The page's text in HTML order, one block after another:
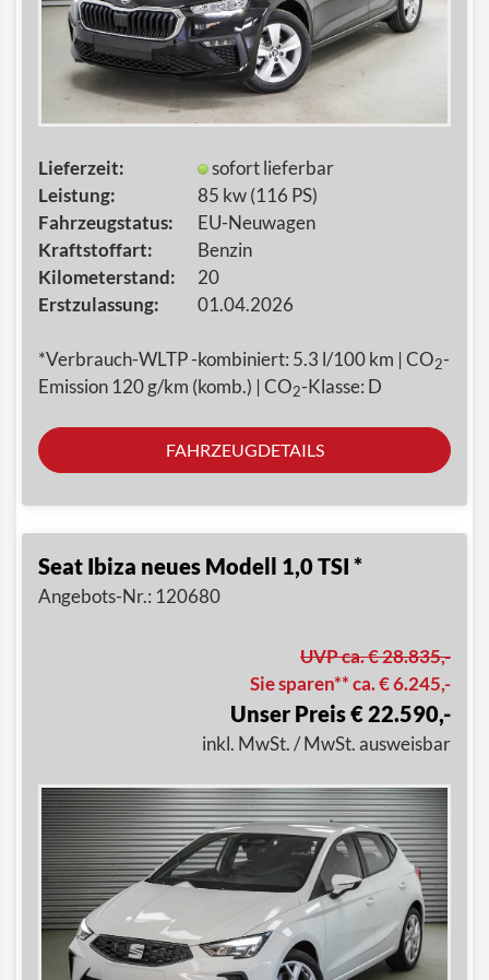
Lieferzeit:
Leistung:
Fahrzeugstatus:
Kraftstoffart:
Kilometerstand:
Erstzulassung:
sofort lieferbar
85 kw (116 PS)
EU-Neuwagen
Benzin
20
01.04.2026
*Verbrauch-WLTP -kombiniert: 5.3 l/100 km | CO2-
Emission 120 g/km (komb.) | CO2-Klasse: D
FAHRZEUGDETAILS
Seat Ibiza neues Modell 1,0 TSI *
Angebots-Nr.: 120680
UVP ca. € 28.835,-
Sie sparen** ca. € 6.245,-
Unser Preis € 22.590,-
inkl. MwSt. / MwSt. ausweisbar